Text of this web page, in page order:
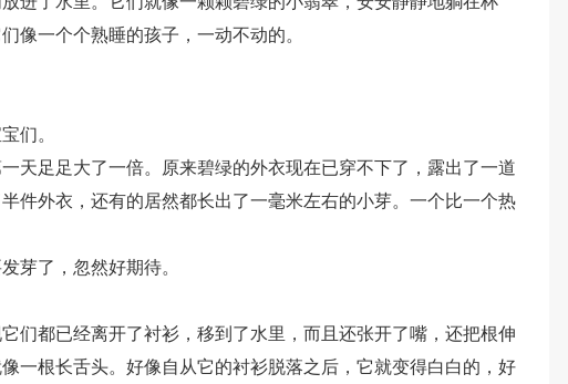
像一个个熟睡的孩子，一动不动的。
们。
天足足大了一倍。原来碧绿的外衣现在已穿不下了，露出了一道
件外衣，还有的居然都长出了一毫米左右的小芽。一个比一个热
芽了，忽然好期待。
们都已经离开了衬衫，移到了水里，而且还张开了嘴，还把根伸
一根长舌头。好像自从它的衬衫脱落之后，它就变得白白的，好